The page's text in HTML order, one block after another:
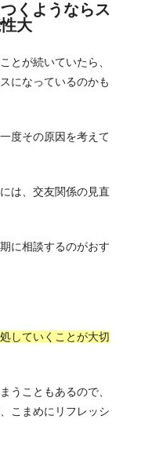
くようならス
大
とが続いていたら、
になっているのかも
度その原因を考えて
は、交友関係の見直
に相談するのがおす
していくことが大切
うこともあるので、
こまめにリフレッシ